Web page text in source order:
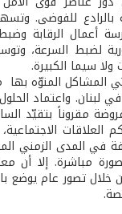
للفوضى.
أعمال الرقابة
لضبط السرعة،
سيما الكبيرة.
المشاكل المنوّه
لبنان. واعتماد
مقروناً بتقيّد
العلاقات
في المدى الزمني
مباشرة. إلا أن
تصور عام يوضع